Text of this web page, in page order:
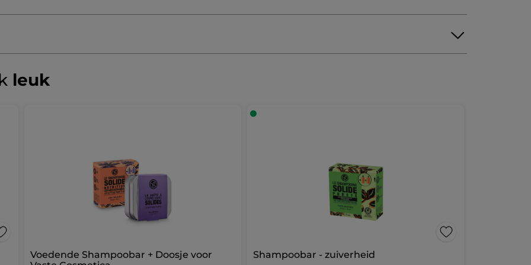
leuk
Voedende Shampoobar + Doosje voor
Shampoobar - zuiverheid